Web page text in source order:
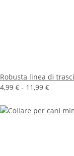
Robusta linea di
4,99 € - 11,99 €